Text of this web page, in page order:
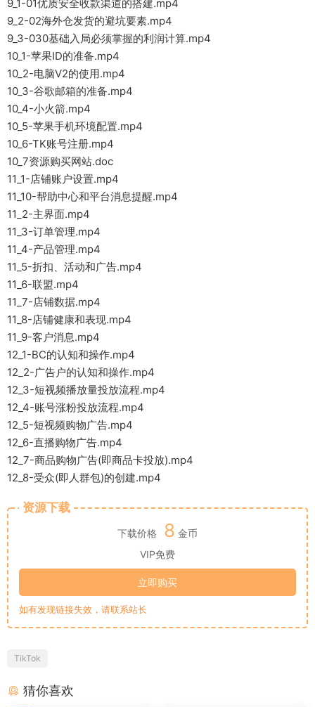
9_1-01优质安全收款渠道的搭建.mp4
9_2-02海外仓发货的避坑要素.mp4
9_3-030基础入局必须掌握的利润计算.mp4
10_1-苹果ID的准备.mp4
10_2-电脑V2的使用.mp4
10_3-谷歌邮箱的准备.mp4
10_4-小火箭.mp4
10_5-苹果手机环境配置.mp4
10_6-TK账号注册.mp4
10_7资源购买网站.doc
11_1-店铺账户设置.mp4
11_10-帮助中心和平台消息提醒.mp4
11_2-主界面.mp4
11_3-订单管理.mp4
11_4-产品管理.mp4
11_5-折扣、活动和广告.mp4
11_6-联盟.mp4
11_7-店铺数据.mp4
11_8-店铺健康和表现.mp4
11_9-客户消息.mp4
12_1-BC的认知和操作.mp4
12_2-广告户的认知和操作.mp4
12_3-短视频播放量投放流程.mp4
12_4-账号涨粉投放流程.mp4
12_5-短视频购物广告.mp4
12_6-直播购物广告.mp4
12_7-商品购物广告(即商品卡投放).mp4
12_8-受众(即人群包)的创建.mp4
资源下载
下载价格 8 金币
VIP免费
立即购买
如有发现链接失效，请联系站长
TikTok
猜你喜欢